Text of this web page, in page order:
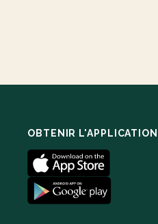
OBTENIR L'APPLICATION